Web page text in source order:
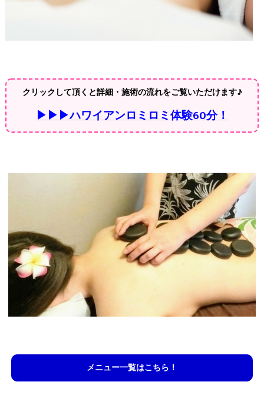
クリックして頂くと詳細・施術の流れをご覧いただけます♪
▶▶▶ハワイアンロミロミ体験60分！
メニュー一覧はこちら！